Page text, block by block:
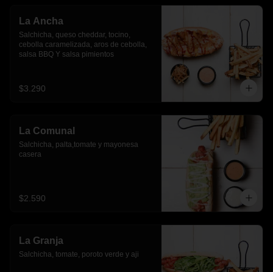
La Ancha
Salchicha, queso cheddar, tocino,
cebolla caramelizada, aros de cebolla,
salsa BBQ Y salsa pimientos
$3.290
La Comunal
Salchicha, palta,tomate y mayonesa
casera
$2.590
La Granja
Salchicha, tomate, poroto verde y aji